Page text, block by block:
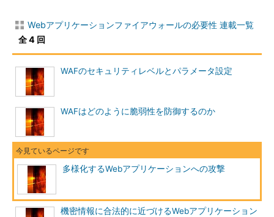
て発生する「パラメータタンパリング」である。タンパリングと
は“いたずらする”“勝手に変える”という意味だ。前回紹介した
に埋め込まれたパラメータ値を改ざんする場合に使用される言葉
である。
GETメソッドを使用した場合、パラメータはURL内のクエリス
トリング（URLの「?」以降の部分）に埋め込まれる。クエリス
トリングはHTMLページ間で簡単にパラメータを受け渡しできる
ものとして、よく使用されるものだ。このクエリストリングに重
要な情報を無防備に埋め込んでしまうことで脆弱性は発生する。
以下のパラメータタンパリングの例を見てもらいたい。
Webアプリケーションファイアウォールの必要性 連載一覧
全 4 回
WAFのセキュリティレベルとパラメータ設定
WAFはどのように脆弱性を防御するのか
多様化するWebアプリケーションへの攻撃
機密情報に合法的に近づけるWebアプリケーション